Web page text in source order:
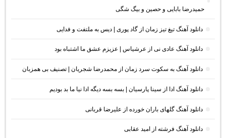
حمیدرضا بابایی و حصین و بیگ شگی
دانلود آهنگ تیغ تیز زمان از گاد پوری | دیس به ملتفت و فدایی
دانلود آهنگ عادی نی از عرشیاس | عزیزم عشق ما اشتباه بود
دانلود آهنگ به سکوت سرد زمان از محمدرضا شجریان | تصنیف بی همزبان
دانلود آهنگ ادا از سینا پارسیان | بسه بسه دیگه ادا نیا ما بد بودیم
دانلود آهنگ گلهای باران خورده از علیرضا قربانی
دانلود آهنگ فرشته از امید عقابی